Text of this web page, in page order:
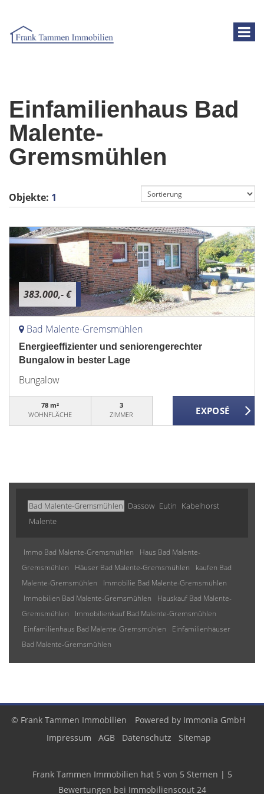
Einfamilienhaus Bad
Malente-
Gremsmühlen
Objekte: 1
383.000,- €
Bad Malente-Gremsmühlen
Energieeffizienter und seniorengerechter
Bungalow in bester Lage
Bungalow
78 m²
WOHNFLÄCHE
3
ZIMMER
Bad Malente-Gremsmühlen Dassow Eutin Kabelhorst
Malente
Immo Bad Malente-Gremsmühlen
Haus Bad Malente-
Gremsmühlen
Häuser Bad Malente-Gremsmühlen
kaufen Bad
Malente-Gremsmühlen
Immobilie Bad Malente-Gremsmühlen
Immobilien Bad Malente-Gremsmühlen
Hauskauf Bad Malente-
Gremsmühlen
Immobilienkauf Bad Malente-Gremsmühlen
Einfamilienhaus Bad Malente-Gremsmühlen
Einfamilienhäuser
Bad Malente-Gremsmühlen
© Frank Tammen Immobilien Powered by Immonia GmbH
Impressum
AGB Datenschutz Sitemap
Frank Tammen Immobilien hat 5 von 5 Sternen | 5
Bewertungen bei Immobilienscout 24